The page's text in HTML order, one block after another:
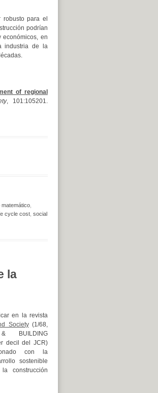
robusto para el
podrían
económicos, en
industria de la
of regional
, 101:105201.
matemático,
cycle cost, social
la
en la revista
Society(1/68,
& BUILDING
decil del JCR)
con la
sostenible
construcción